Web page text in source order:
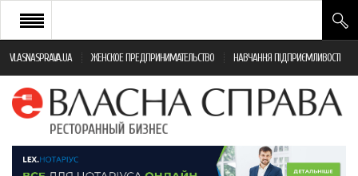
VLASNASPRAVA.UA ЖЕНСКОЕ ПРЕДПРИНИМАТЕЛЬСТВО НАВЧАННЯ ПІДПРИЄМЛИВОСТІ
НОВИНИ РЕСТОРАННОГО БІЗНЕСУ
ЯК ВІДКРИТИ ТА УСПІШНО КЕРУВАТИ
МОНІТОРИНГ ЗАКОНОДАВСТВА